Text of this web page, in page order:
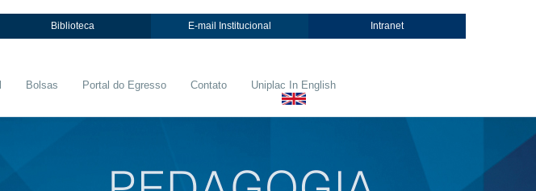
Biblioteca E-mail Institucional Intranet
Bolsas Portal do Egresso Contato Uniplac In English